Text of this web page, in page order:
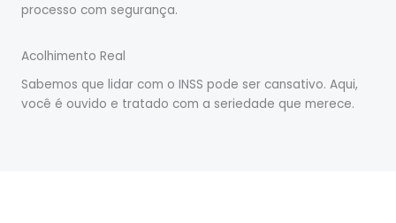
processo com segurança.
Acolhimento Real
Sabemos que lidar com o INSS pode ser cansativo. Aqui,
você é ouvido e tratado com a seriedade que merece.